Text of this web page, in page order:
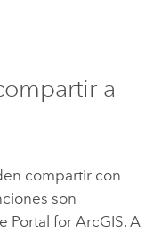
a
compartir con
son
Portal for ArcGIS. A